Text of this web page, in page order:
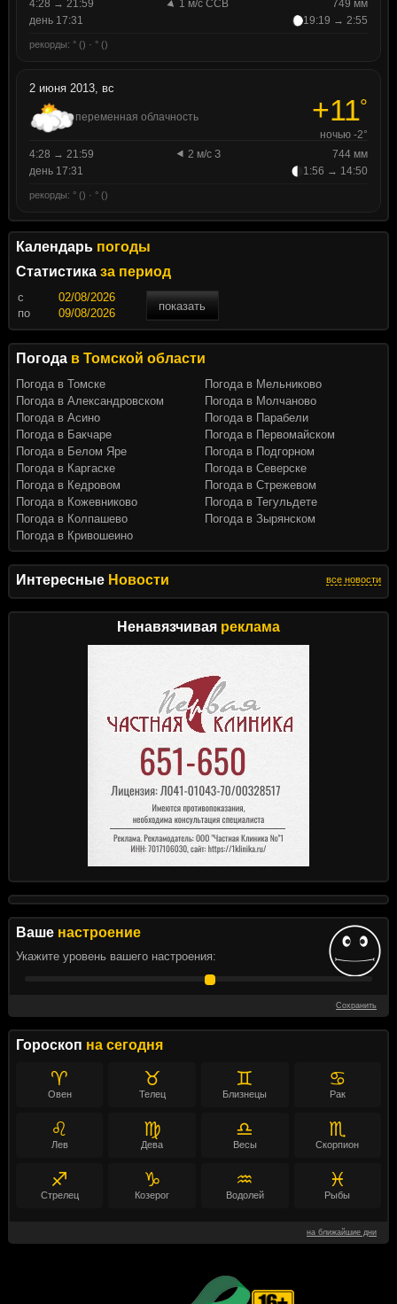
Интересные Новости все новости
Ненавязчивая реклама
Ваше настроение
Укажите уровень вашего настроения:
Сохранить
Гороскоп на сегодня
♈
Овен
♉
Телец
♊
Близнецы
♋
Рак
♌
Лев
♍
Дева
♎
Весы
♏
Скорпион
♐
Стрелец
♑
Козерог
♒
Водолей
♓
Рыбы
на ближайшие дни
4:28 → 21:59
1 м/с ССВ
749 мм
день 17:31
19:19 → 2:55
рекорды: ° () · ° ()
2 июня 2013, вс
переменная облачность +11°
ночью -2°
4:28 → 21:59
2 м/с З
744 мм
день 17:31
1:56 → 14:50
рекорды: ° () · ° ()
Календарь погоды
Статистика за период
c
показать
по
Погода в Томской области
Погода в Томске
Погода в Александровском
Погода в Асино
Погода в Бакчаре
Погода в Белом Яре
Погода в Каргаске
Погода в Кедровом
Погода в Кожевниково
Погода в Колпашево
Погода в Кривошеино
Погода в Мельниково
Погода в Молчаново
Погода в Парабели
Погода в Первомайском
Погода в Подгорном
Погода в Северске
Погода в Стрежевом
Погода в Тегульдете
Погода в Зырянском